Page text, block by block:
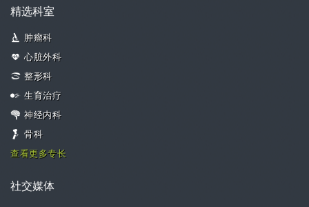
精选科室
肿瘤科
心脏外科
整形科
生育治疗
神经内科
骨科
查看更多专长
社交媒体